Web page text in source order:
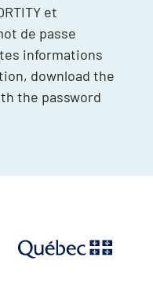
et
de passe
informations
download the
the password